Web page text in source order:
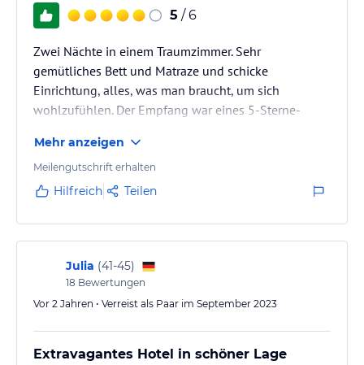
der Saunen, einen Whirlpool und verschiedene
Massageanwendungen bietet.
Angaben ohne Gewähr. Bitte lies vor der Buchung die
verbindlichen Angebotsdetailsdes jeweiligen Veranstalters.
5 / 6
Zwei Nächte in einem Traumzimmer. Sehr
gemütliches Bett und Matraze und schicke
Einrichtung, alles, was man braucht, um sich
wohlzufühlen. Der Empfang war eines 5-Sterne-
ausgezeichnet. Auch sehr freundliches Personal
Mehr anzeigen
Meilengutschrift erhalten
Hilfreich Teilen
Julia (41-45)
18 Bewertungen
Vor 2 Jahren • Verreist als Paar im September 2023
Extravagantes Hotel in schöner Lage